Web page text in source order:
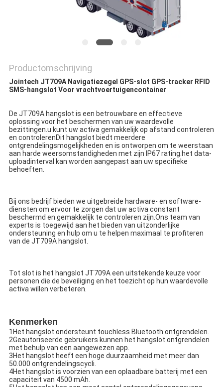
Productomschrijving
Jointech JT709A Navigatiezegel GPS-slot GPS-tracker RFID
SMS-hangslot Voor vrachtvoertuigencontainer
De JT709A hangslot is een betrouwbare en effectieve
oplossing voor het beschermen van uw waardevolle
bezittingen.u kunt uw activa gemakkelijk op afstand controleren
en controlerenDit hangslot biedt meerdere
ontgrendelingsmogelijkheden en is ontworpen om te weerstaan
aan harde weersomstandigheden met zijn IP67 rating.het data-
uploadinterval kan worden aangepast aan uw specifieke
behoeften.
Bij ons bedrijf bieden we uitgebreide hardware- en software-
diensten om ervoor te zorgen dat uw activa constant
beschermd en gemakkelijk te controleren zijn.Ons team van
experts is toegewijd aan het bieden van uitzonderlijke
ondersteuning en hulp om u te helpen maximaal te profiteren
van de JT709A hangslot.
Tot slot is het hangslot JT709A een uitstekende keuze voor
personen die de beveiliging en het toezicht op hun waardevolle
activa willen verbeteren.
Kenmerken
1Het hangslot ondersteunt touchless Bluetooth ontgrendelen.
2Geautoriseerde gebruikers kunnen het hangslot ontgrendelen
met behulp van een aangewezen app.
3Het hangslot heeft een hoge duurzaamheid met meer dan
50.000 ontgrendelingscycli.
4Het hangslot is voorzien van een oplaadbare batterij met een
capaciteit van 4500 mAh.